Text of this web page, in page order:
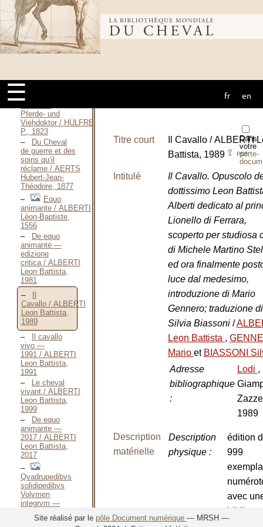
Bibliothèque
mondiale du
cheval
☰ fr en
hippologie(922)
Directions for
Treatment of
Pferde- und
Viehdoktor / HÜLFREICH
P., 1823
Du Cheval
de guerre et des
soins qu’il
réclame / AERTS
Hubert-Jean-
Théodore, 1877
Equo
animante / ALBERTI
Léon-Baptiste,
1556
De equo
animante —
edizione
critica / ALBERTI
Leon Battista,
1981
Cavallo / ALBERTI
Leon Battista,
1989
Il cavallo
vivo —
1991 / ALBERTI
Leon Battista,
1991
Le cheval
vivant / ALBERTI
Leon Battista,
1999
De equo
animante —
2017 / ALBERTI
Leon Battista,
2017
Qvadrupedibvs
solidipedibvs
Volvmen
integrvm —
Dans
votre
porte-
⇪ PDF
Titre court
Il Cavallo / ALBERTI
Battista, 1989
Intitulé
Il Cavallo. Opuscolo
dottissimo Leon
Alberti dedicato al
Lionello di Ferrara,
scoperto per studiosa
di Michele Martino
ed ora finalmente
luce dal medesimo,
introduzione di Mario
Gennero; traduzione di
Silvia Biassoni /
Leon Battista ,
Mario et BIASSONI
Adresse
bibliographique
:
Lodi ,
1989
Description
matérielle
Description
physique:
édition
999
avec
Site réalisé par le pôle Document numérique — MRSH —